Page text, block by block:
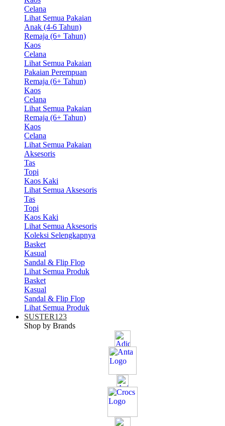
Celana
Lihat Semua Pakaian
Anak (4-6 Tahun)
Remaja (6+ Tahun)
Kaos
Celana
Lihat Semua Pakaian
Pakaian Perempuan
Remaja (6+ Tahun)
Kaos
Celana
Lihat Semua Pakaian
Remaja (6+ Tahun)
Kaos
Celana
Lihat Semua Pakaian
Aksesoris
Tas
Topi
Kaos Kaki
Lihat Semua Aksesoris
Tas
Topi
Kaos Kaki
Lihat Semua Aksesoris
Koleksi Selengkapnya
Basket
Kasual
Sandal & Flip Flop
Lihat Semua Produk
Basket
Kasual
Sandal & Flip Flop
Lihat Semua Produk
SUSTER123
Shop by Brands